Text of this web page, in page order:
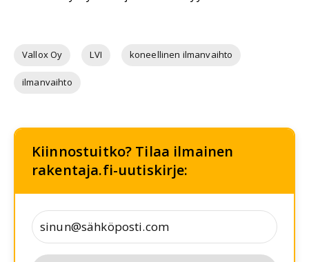
Vallox Oy LVI koneellinen ilmanvaihto
ilmanvaihto
Kiinnostuitko? Tilaa ilmainen
rakentaja.fi-uutiskirje: